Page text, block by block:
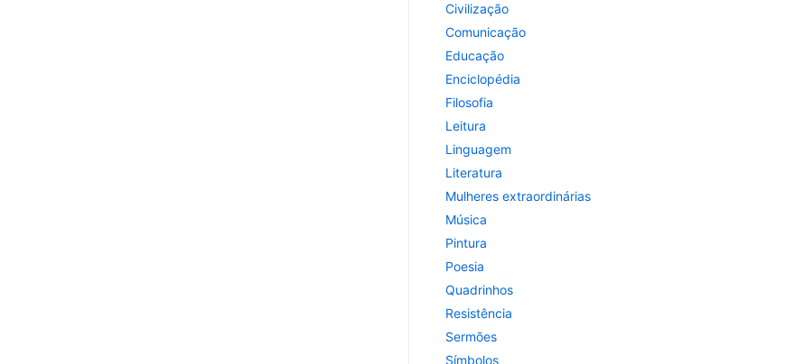
Civilização
Comunicação
Educação
Enciclopédia
Filosofia
Leitura
Linguagem
Literatura
Mulheres extraordinárias
Música
Pintura
Poesia
Quadrinhos
Resistência
Sermões
Símbolos